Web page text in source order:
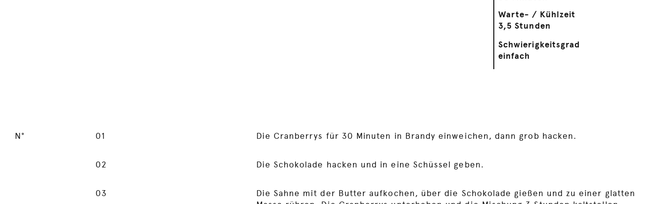
Warte- / Kühlzeit
3,5 Stunden
Schwierigkeitsgrad
einfach
N° 01 Die Cranberrys für 30 Minuten in Brandy einweichen, dann grob hacken.
02 Die Schokolade hacken und in eine Schüssel geben.
03
Die Sahne mit der Butter aufkochen, über die Schokolade gießen und zu einer glatten